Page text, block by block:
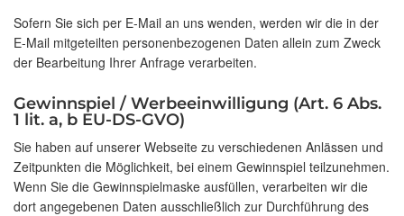
Sofern Sie sich per E-Mail an uns wenden, werden wir die in der
E-Mail mitgeteilten personenbezogenen Daten allein zum Zweck
der Bearbeitung Ihrer Anfrage verarbeiten.
Gewinnspiel / Werbeeinwilligung (Art. 6 Abs.
1 lit. a, b EU-DS-GVO)
Sie haben auf unserer Webseite zu verschiedenen Anlässen und
Zeitpunkten die Möglichkeit, bei einem Gewinnspiel teilzunehmen.
Wenn Sie die Gewinnspielmaske ausfüllen, verarbeiten wir die
dort angegebenen Daten ausschließlich zur Durchführung des